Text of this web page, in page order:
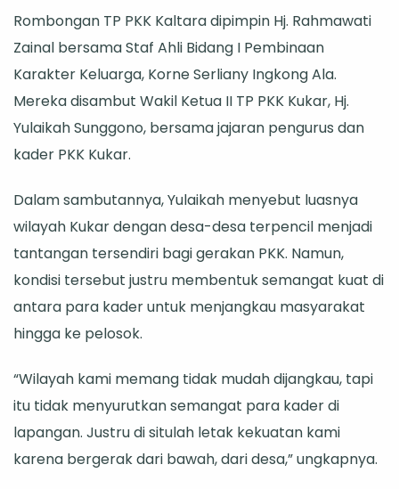
Rombongan TP PKK Kaltara dipimpin Hj. Rahmawati
Zainal bersama Staf Ahli Bidang I Pembinaan
Karakter Keluarga, Korne Serliany Ingkong Ala.
Mereka disambut Wakil Ketua II TP PKK Kukar, Hj.
Yulaikah Sunggono, bersama jajaran pengurus dan
kader PKK Kukar.
Dalam sambutannya, Yulaikah menyebut luasnya
wilayah Kukar dengan desa-desa terpencil menjadi
tantangan tersendiri bagi gerakan PKK. Namun,
kondisi tersebut justru membentuk semangat kuat di
antara para kader untuk menjangkau masyarakat
hingga ke pelosok.
“Wilayah kami memang tidak mudah dijangkau, tapi
itu tidak menyurutkan semangat para kader di
lapangan. Justru di situlah letak kekuatan kami
karena bergerak dari bawah, dari desa,” ungkapnya.